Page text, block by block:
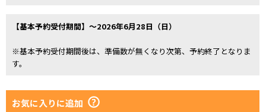
【基本予約受付期間】～2026年6月28日（日）
※基本予約受付期間後は、準備数が無くなり次第、予約終了となりま
す。
お気に入りに追加